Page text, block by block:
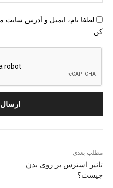
لطفا نام، ایمیل و آدرس سایت
کن
مطلب بعدی
تاثیر استرس بر روی بدن
چیست؟